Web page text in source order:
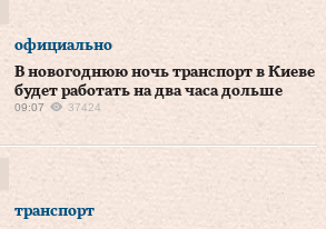
официально
В новогоднюю ночь транспорт в Киеве
будет работать на два часа дольше
09:07 37424
транспорт